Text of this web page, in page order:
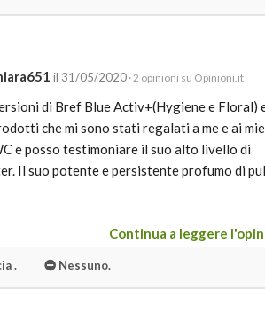
il 31/05/2020 · 2 opinioni su Opinioni.it
di Bref Blue Activ+(Hygiene e Floral)
che mi sono stati regalati a me e ai
e posso testimoniare il suo alto livello di
Il suo potente e persistente profumo di
Continua a leggere
. Nessuno.